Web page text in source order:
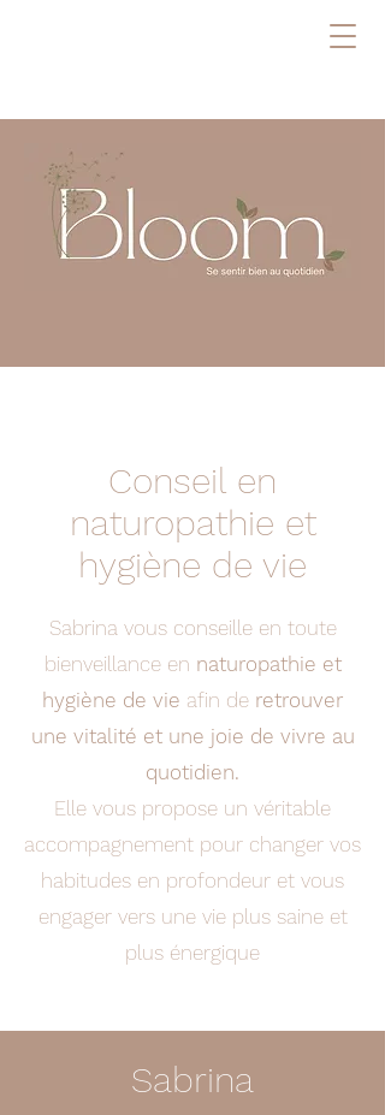
Conseil en
naturopathie et
hygiène de vie
Sabrina vous conseille en toute
bienveillance en naturopathie et
hygiène de vie afin de retrouver
une vitalité et une joie de vivre au
quotidien.
Elle vous propose un véritable
accompagnement pour changer vos
habitudes en profondeur et vous
engager vers une vie plus saine et
plus énergique
Sabrina